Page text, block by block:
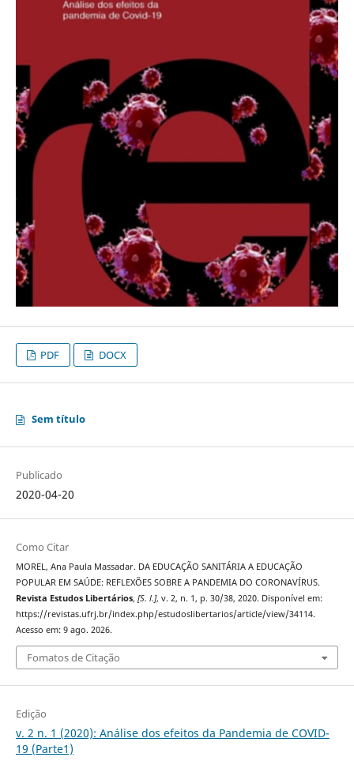
PDF DOCX
Sem título
Publicado
2020-04-20
Como Citar
MOREL, Ana Paula Massadar. DA EDUCAÇÃO SANITÁRIA A EDUCAÇÃO
POPULAR EM SAÚDE: REFLEXÕES SOBRE A PANDEMIA DO CORONAVÍRUS.
Revista Estudos Libertários, [S. l.], v. 2, n. 1, p. 30/38, 2020. Disponível em:
https://revistas.ufrj.br/index.php/estudoslibertarios/article/view/34114.
Acesso em: 9 ago. 2026.
Fomatos de Citação
Edição
v. 2 n. 1 (2020): Análise dos efeitos da Pandemia de COVID-
19 (Parte1)